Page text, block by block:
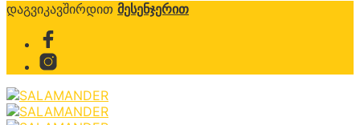
დაგვიკავშირდით მესენჯერით